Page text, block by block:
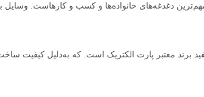
مهم‌ترین دغدغه‌های خانواده‌ها و کسب و کارهاست.
برند معتبر پارت الکتریک است. که به‌دلیل کیفیت